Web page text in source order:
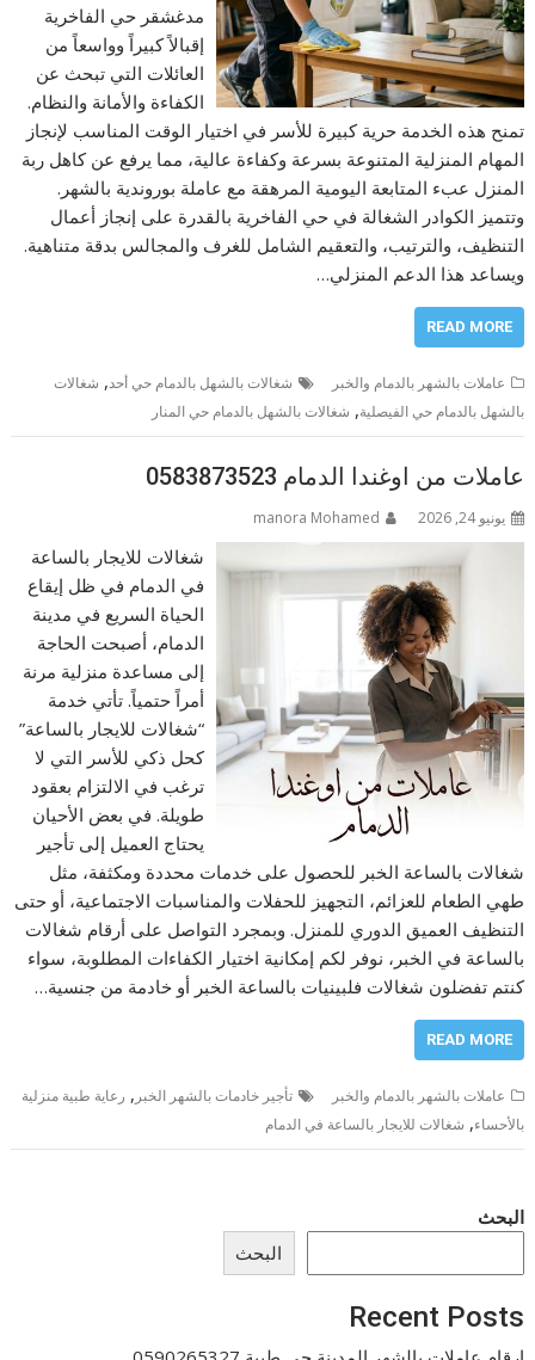
مدغشقر حي الفاخرية
إقبالاً كبيراً وواسعاً من
العائلات التي تبحث عن
الكفاءة والأمانة والنظام.
تمنح هذه الخدمة حرية كبيرة للأسر في اختيار الوقت المناسب لإنجاز
المهام المنزلية المتنوعة بسرعة وكفاءة عالية، مما يرفع عن كاهل ربة
المنزل عبء المتابعة اليومية المرهقة مع عاملة بوروندية بالشهر.
وتتميز الكوادر الشغالة في حي الفاخرية بالقدرة على إنجاز أعمال
التنظيف، والترتيب، والتعقيم الشامل للغرف والمجالس بدقة متناهية.
ويساعد هذا الدعم المنزلي…
READ MORE
عاملات بالشهر بالدمام والخبر شغالات بالشهل بالدمام حي أحد, شغالات
بالشهل بالدمام حي الفيصلية, شغالات بالشهل بالدمام حي المنار
عاملات من اوغندا الدمام 0583873523
يونيو 24, 2026 manora Mohamed
شغالات للايجار بالساعة
في الدمام في ظل إيقاع
الحياة السريع في مدينة
الدمام، أصبحت الحاجة
إلى مساعدة منزلية مرنة
أمراً حتمياً. تأتي خدمة
“شغالات للايجار بالساعة”
كحل ذكي للأسر التي لا
ترغب في الالتزام بعقود
طويلة. في بعض الأحيان
يحتاج العميل إلى تأجير
شغالات بالساعة الخبر للحصول على خدمات محددة ومكثفة، مثل
طهي الطعام للعزائم، التجهيز للحفلات والمناسبات الاجتماعية، أو حتى
التنظيف العميق الدوري للمنزل. وبمجرد التواصل على أرقام شغالات
بالساعة في الخبر، نوفر لكم إمكانية اختيار الكفاءات المطلوبة، سواء
كنتم تفضلون شغالات فلبينيات بالساعة الخبر أو خادمة من جنسية…
READ MORE
عاملات بالشهر بالدمام والخبر تأجير خادمات بالشهر الخبر , رعاية طبية منزلية
بالأحساء, شغالات للايجار بالساعة في الدمام
البحث
البحث
Recent Posts